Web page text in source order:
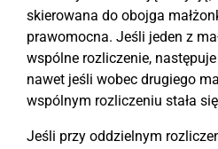
skierowana do obojga
prawomocna. Jeśli jeden z
wspólne rozliczenie,
nawet jeśli wobec drugiego
wspólnym rozliczeniu stała
Jeśli przy oddzielnym